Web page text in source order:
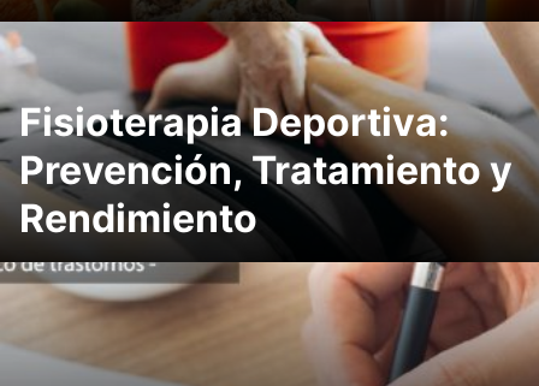
Fisioterapia Deportiva:
Prevención, Tratamiento y
Rendimiento